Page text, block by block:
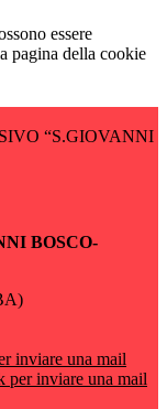
essere
pagina della cookie
“S.GIOVANNI
BOSCO-
inviare una mail
per inviare una mail